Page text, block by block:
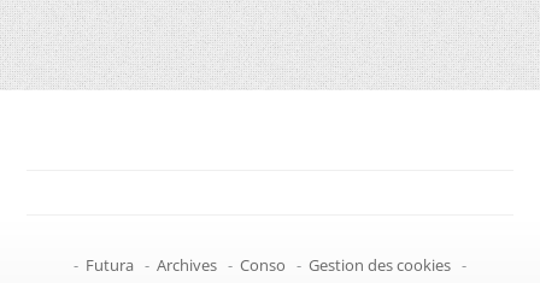
- Futura - Archives - Conso - Gestion des cookies -